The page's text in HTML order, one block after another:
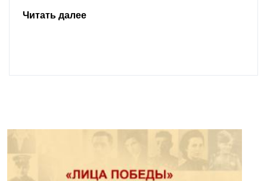
Читать далее